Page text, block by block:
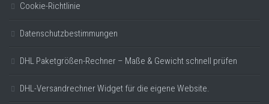
Cookie-Richtlinie
Datenschutzbestimmungen
DHL Paketgrößen-Rechner – Maße & Gewicht schnell prüfen
DHL-Versandrechner Widget für die eigene Website.